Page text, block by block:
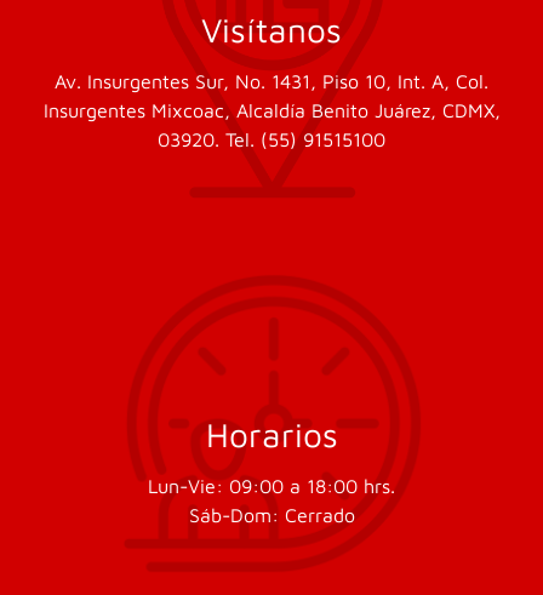
Visítanos
Av. Insurgentes Sur, No. 1431, Piso 10, Int. A, Col.
Insurgentes Mixcoac, Alcaldía Benito Juárez, CDMX,
03920. Tel. (55) 91515100
Horarios
Lun-Vie: 09:00 a 18:00 hrs.
Sáb-Dom: Cerrado